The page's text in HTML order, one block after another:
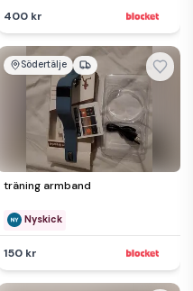
400 kr
Södertälje
träning armband
Nyskick
150 kr